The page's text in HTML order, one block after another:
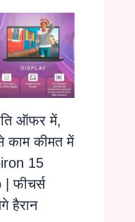
ऑफर में,
काम कीमत में
15
फीचर्स
हैरान